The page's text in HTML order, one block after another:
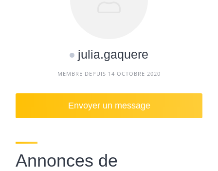
julia.gaquere
MEMBRE DEPUIS 14 OCTOBRE 2020
Envoyer un message
Annonces de